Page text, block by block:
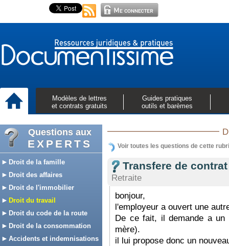
Modèles de lettres
et contrats gratuits
Guides pratiques
outils et barèmes
Questions aux
EXPERTS
Droit de la famille
Droit des affaires
Droit de l'immobilier
Droit du travail
Droit du code de la route
Droit de la consommation
Accidents et indemnisations
Voir toutes les questions de cette
Transfere de contrat
Retraite
bonjour,
l'employeur a ouvert une
De ce fait, il demande a un
mère).
il lui propose donc un